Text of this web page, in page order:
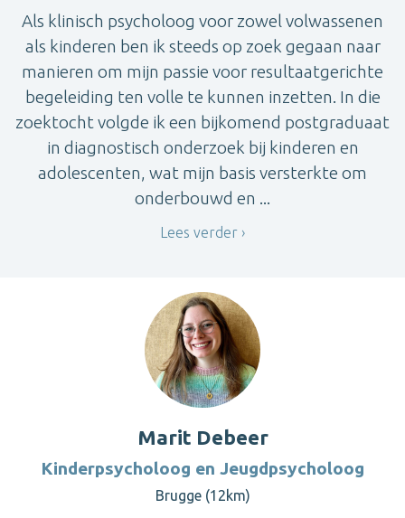
Als klinisch psycholoog voor zowel volwassenen
als kinderen ben ik steeds op zoek gegaan naar
manieren om mijn passie voor resultaatgerichte
begeleiding ten volle te kunnen inzetten. In die
zoektocht volgde ik een bijkomend postgraduaat
in diagnostisch onderzoek bij kinderen en
adolescenten, wat mijn basis versterkte om
onderbouwd en ...
Lees verder
Marit Debeer
Kinderpsycholoog en Jeugdpsycholoog
Brugge (12km)